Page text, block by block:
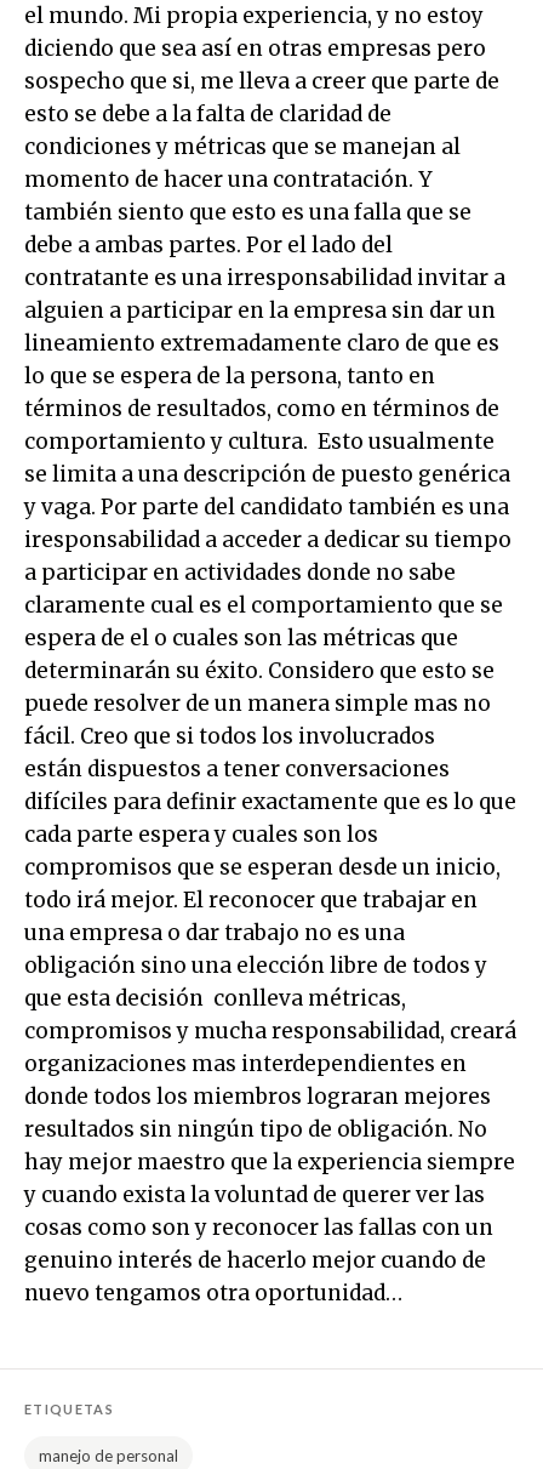
el mundo. Mi propia experiencia, y no estoy
diciendo que sea así en otras empresas pero
sospecho que si, me lleva a creer que parte de
esto se debe a la falta de claridad de
condiciones y métricas que se manejan al
momento de hacer una contratación. Y
también siento que esto es una falla que se
debe a ambas partes. Por el lado del
contratante es una irresponsabilidad invitar a
alguien a participar en la empresa sin dar un
lineamiento extremadamente claro de que es
lo que se espera de la persona, tanto en
términos de resultados, como en términos de
comportamiento y cultura. Esto usualmente
se limita a una descripción de puesto genérica
y vaga. Por parte del candidato también es una
iresponsabilidad a acceder a dedicar su tiempo
a participar en actividades donde no sabe
claramente cual es el comportamiento que se
espera de el o cuales son las métricas que
determinarán su éxito. Considero que esto se
puede resolver de un manera simple mas no
fácil. Creo que si todos los involucrados
están dispuestos a tener conversaciones
difíciles para definir exactamente que es lo que
cada parte espera y cuales son los
compromisos que se esperan desde un inicio,
todo irá mejor. El reconocer que trabajar en
una empresa o dar trabajo no es una
obligación sino una elección libre de todos y
que esta decisión conlleva métricas,
compromisos y mucha responsabilidad, creará
organizaciones mas interdependientes en
donde todos los miembros lograran mejores
resultados sin ningún tipo de obligación. No
hay mejor maestro que la experiencia siempre
y cuando exista la voluntad de querer ver las
cosas como son y reconocer las fallas con un
genuino interés de hacerlo mejor cuando de
nuevo tengamos otra oportunidad…
ETIQUETAS
manejo de personal